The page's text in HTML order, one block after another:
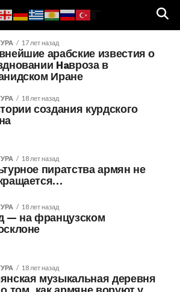
17 лет назад
арабские известия о
Haвроза в
Иране
18 лет назад
создания курдского
18 лет назад
пиратства армян не
18 лет назад
— на французском
18 лет назад
музыкальная деревня